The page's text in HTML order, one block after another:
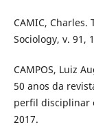
CAMIC,
Sociology, v. 91,
CAMPOS, Luiz
50 anos da
perfil disciplinar
2017.